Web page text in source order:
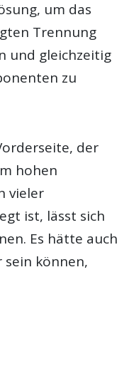
um das
Trennung
und gleichzeitig
zu
der
hohen
vieler
ist, lässt sich
Es hätte auch
sein können,